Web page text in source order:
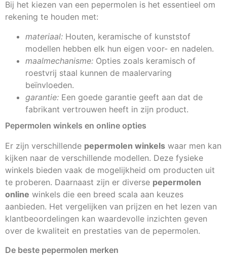
Bij het kiezen van een pepermolen is het essentieel om
rekening te houden met:
materiaal: Houten, keramische of kunststof
modellen hebben elk hun eigen voor- en nadelen.
maalmechanisme: Opties zoals keramisch of
roestvrij staal kunnen de maalervaring
beïnvloeden.
garantie: Een goede garantie geeft aan dat de
fabrikant vertrouwen heeft in zijn product.
Pepermolen winkels en online opties
Er zijn verschillende pepermolen winkels waar men kan
kijken naar de verschillende modellen. Deze fysieke
winkels bieden vaak de mogelijkheid om producten uit
te proberen. Daarnaast zijn er diverse pepermolen
online winkels die een breed scala aan keuzes
aanbieden. Het vergelijken van prijzen en het lezen van
klantbeoordelingen kan waardevolle inzichten geven
over de kwaliteit en prestaties van de pepermolen.
De beste pepermolen merken